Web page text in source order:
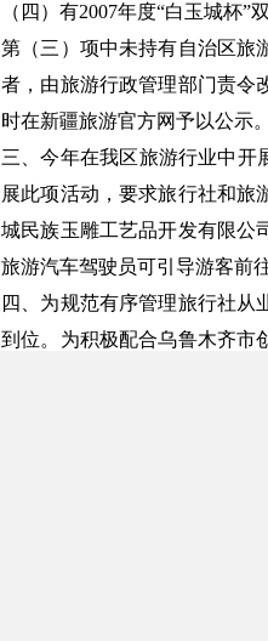
（四）有2007年度“白玉城杯”
第（三）项中未持有自治区旅
者，由旅游行政管理部门责令
时在新疆旅游官方网予以公示。
三、今年在我区旅游行业中开
展此项活动，要求旅行社和旅
城民族玉雕工艺品开发有限公
旅游汽车驾驶员可引导游客前
四、为规范有序管理旅行社
到位。为积极配合乌鲁木齐市